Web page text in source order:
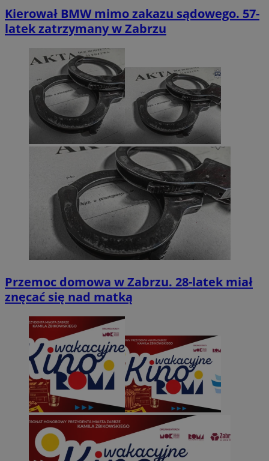
Kierował BMW mimo zakazu sądowego. 57-
latek zatrzymany w Zabrzu
Przemoc domowa w Zabrzu. 28-latek miał
znęcać się nad matką